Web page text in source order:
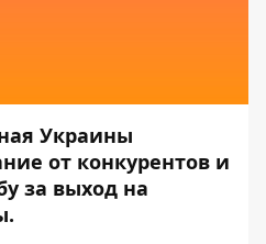
Украины
от конкурентов и
за выход на